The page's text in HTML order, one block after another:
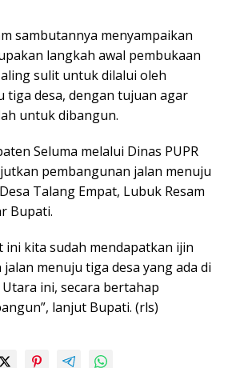
sambutannya menyampaikan
langkah awal pembukaan
sulit untuk dilalui oleh
tiga desa, dengan tujuan agar
untuk dibangun.
Seluma melalui Dinas PUPR
pembangunan jalan menuju
Talang Empat, Lubuk Resam
Bupati.
ini kita sudah mendapatkan ijin
menuju tiga desa yang ada di
Utara ini, secara bertahap
lanjut Bupati. (rls)